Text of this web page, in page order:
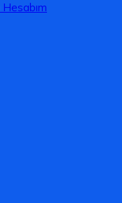
Hesabım